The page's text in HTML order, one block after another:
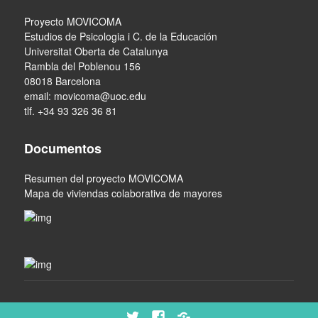
Proyecto MOVICOMA
Estudios de Psicologia i C. de la Educación
Universitat Oberta de Catalunya
Rambla del Poblenou 156
08018 Barcelona
email: movicoma@uoc.edu
tlf. +34 93 326 36 81
Documentos
Resumen del proyecto MOVICOMA
Mapa de viviendas colaborativa de mayores
TwitterFacebookScoop.it!